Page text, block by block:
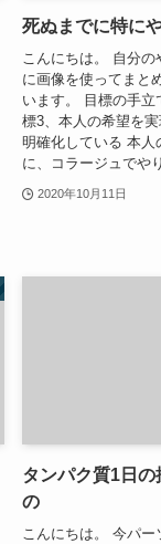
死ぬまでに特に
こんにちは。 自分
に画像を使ってまと
います。 目標の手立
標3、本人の希望を
明確化している 本人
に、コラージュでや
2020年10月11日
タンパク質1日の
の
こんにちは。 今パ